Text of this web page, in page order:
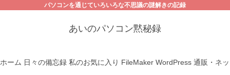
パソコンを通じていろいろな不思議の謎解きの記録
あいのパソコン黙秘録
ホーム 日々の備忘録 私のお気に入り FileMaker WordPress 通販・ネ